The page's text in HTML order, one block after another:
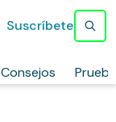
Consejos
Suscríbete